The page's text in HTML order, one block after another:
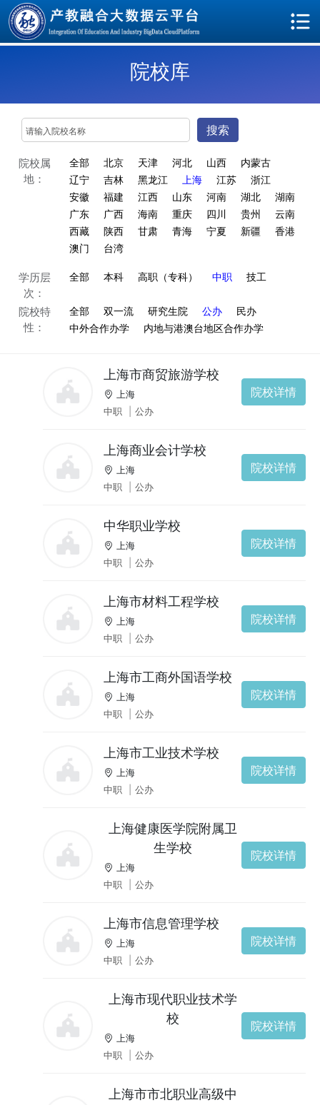
院校库
搜索
院校属
地：
全部 北京 天津 河北 山西
内蒙古
辽宁
吉林 黑龙江 上海 江苏
浙江
安徽
福建 江西 山东 河南 湖北
湖南
广东
广西 海南 重庆 四川 贵州
云南
西藏
陕西 甘肃 青海 宁夏 新疆
香港
澳门
台湾
学历层
次：
全部 本科 高职（专科） 中职 技工
院校特
性：
全部 双一流 研究生院 公办
民办
中外合作办学
内地与港澳台地区合作办学
上海市商贸旅游学校
上海
中职
公办
院校详情
上海商业会计学校
上海
中职
公办
院校详情
中华职业学校
上海
中职
公办
院校详情
上海市材料工程学校
上海
中职
公办
院校详情
上海市工商外国语学校
上海
中职
公办
院校详情
上海市工业技术学校
上海
中职
公办
院校详情
上海健康医学院附属卫
生学校
上海
中职
公办
院校详情
上海市信息管理学校
上海
中职
公办
院校详情
上海市现代职业技术学
校
上海
中职
公办
院校详情
上海市市北职业高级中